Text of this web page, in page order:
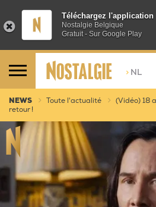
Téléchargez l'application
Nostalgie Belgique
Gratuit - Sur Google Play
> NL
NEWS Toute l'actualité
(Vidéo) 18
retour !